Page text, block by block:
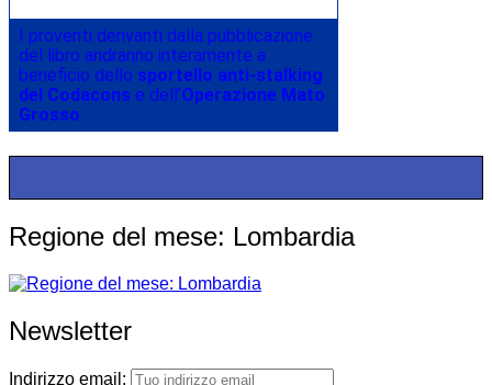
I proventi derivanti dalla pubblicazione
del libro andranno interamente a
beneficio dello sportello anti-stalking
del Codacons e dell’Operazione Mato
Grosso.
Regione del mese: Lombardia
Newsletter
Indirizzo email: